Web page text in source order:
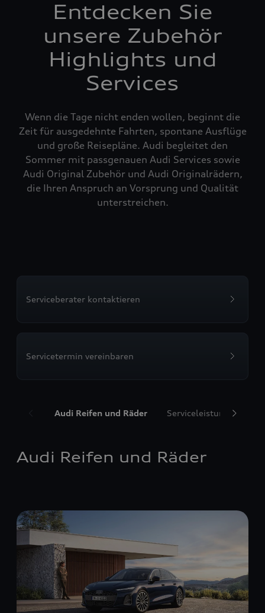
Entdecken Sie
unsere Zubehör
Highlights und
Services
Wenn die Tage nicht enden wollen, beginnt die
Zeit für ausgedehnte Fahrten, spontane Ausflüge
und große Reisepläne. Audi begleitet den
Sommer mit passgenauen Audi Services sowie
Audi Original Zubehör und Audi Originalrädern,
die Ihren Anspruch an Vorsprung und Qualität
unterstreichen.
Serviceberater kontaktieren
Servicetermin vereinbaren
Audi Reifen und Räder Serviceleistungen
Audi Reifen und Räder